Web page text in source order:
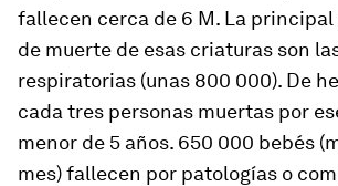
fallecen cerca de 6 M. La
de muerte de esas criaturas son
respiratorias (unas 800 000). De
cada tres personas muertas por
menor de 5 años. 650 000 bebés
mes) fallecen por patologías o